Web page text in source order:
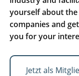
yourself about
companies and
you for your
Jetzt als